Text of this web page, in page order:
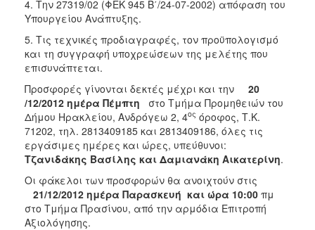
ΗΡΑΚΛΕΙΟ
4. Την 27319/02 (ΦΕΚ 945 Β΄/24-07-2002) απόφαση του
Υπουργείου Ανάπτυξης.
5. Τις τεχνικές προδιαγραφές, τον προϋπολογισμό
και τη συγγραφή υποχρεώσεων της μελέτης που
επισυνάπτεται.
Προσφορές γίνονται δεκτές μέχρι και την
20
/12/2012 ημέρα Πέμπτη
στο Τμήμα Προμηθειών του
Δήμου Ηρακλείου, Ανδρόγεω 2, 4ος όροφος, Τ.Κ.
71202, τηλ. 2813409185 και 2813409186, όλες τις
εργάσιμες ημέρες και ώρες, υπεύθυνοι:
Τζανιδάκης Βασίλης και Δαμιανάκη Αικατερίνη.
Οι φάκελοι των προσφορών θα ανοιχτούν στις
21/12/2012 ημέρα Παρασκευή και ώρα 10:00 πμ
στο Τμήμα Πρασίνου, από την αρμόδια Επιτροπή
Αξιολόγησης.